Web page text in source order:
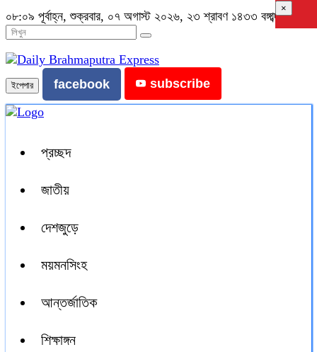
০৮:০৯ পূর্বাহ্ন, শুক্রবার, ০৭ অগাস্ট ২০২৬, ২৩ শ্রাবণ ১৪৩৩ বঙ্গাব্দ
ইপেপার facebook subscribe
প্রচ্ছদ
জাতীয়
দেশজুড়ে
ময়মনসিংহ
আন্তর্জাতিক
শিক্ষাঙ্গন
×